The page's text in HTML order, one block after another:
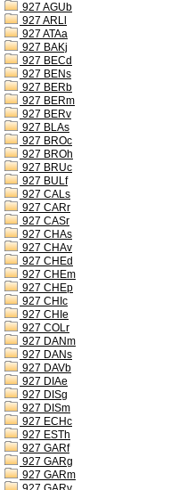
927 AGUb
927 ARLl
927 ATAa
927 BAKj
927 BECd
927 BENs
927 BERb
927 BERm
927 BERv
927 BLAs
927 BROc
927 BROh
927 BRUc
927 BULf
927 CALs
927 CARr
927 CASr
927 CHAs
927 CHAv
927 CHEd
927 CHEm
927 CHEp
927 CHIc
927 CHIe
927 COLr
927 DANm
927 DANs
927 DAVb
927 DIAe
927 DISg
927 DISm
927 ECHc
927 ESTh
927 GARf
927 GARg
927 GARm